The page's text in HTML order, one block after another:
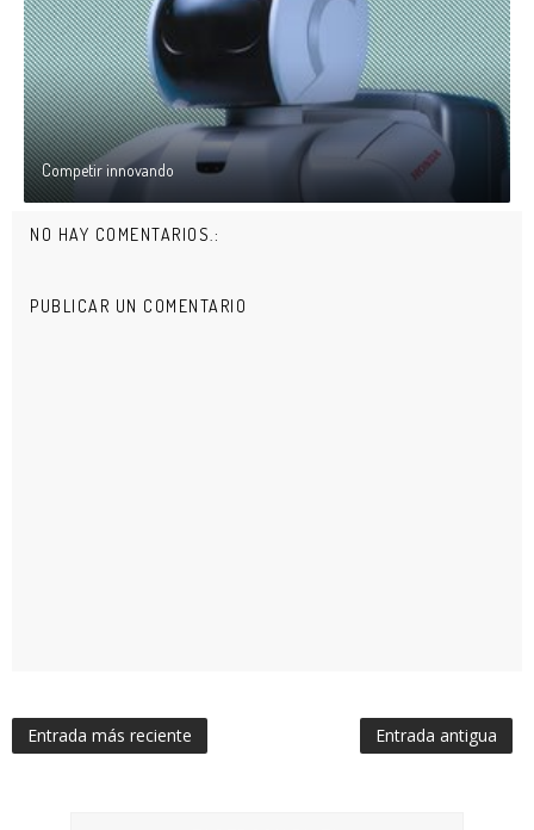
Competir innovando
NO HAY COMENTARIOS.:
PUBLICAR UN COMENTARIO
Entrada más reciente Entrada antigua